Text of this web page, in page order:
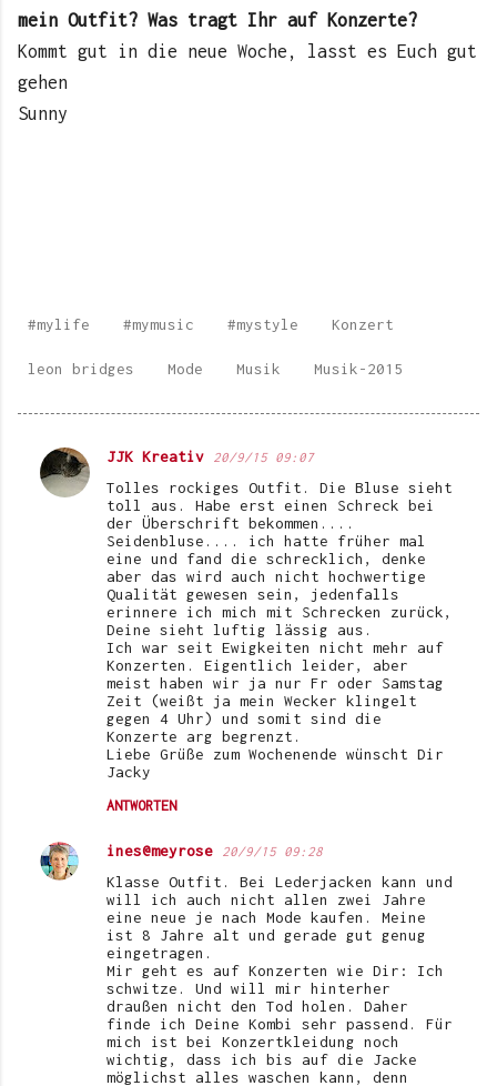
mein Outfit? Was tragt Ihr auf Konzerte?
Kommt gut in die neue Woche, lasst es Euch gut
gehen
Sunny
#mylife #mymusic #mystyle Konzert
leon bridges Mode Musik Musik-2015
K
JJK Kreativ 20/9/15 09:07
Tolles rockiges Outfit. Die Bluse sieht
toll aus. Habe erst einen Schreck bei
der Überschrift bekommen....
Seidenbluse.... ich hatte früher mal
eine und fand die schrecklich, denke
aber das wird auch nicht hochwertige
Qualität gewesen sein, jedenfalls
erinnere ich mich mit Schrecken zurück,
Deine sieht luftig lässig aus.
Ich war seit Ewigkeiten nicht mehr auf
Konzerten. Eigentlich leider, aber
meist haben wir ja nur Fr oder Samstag
Zeit (weißt ja mein Wecker klingelt
gegen 4 Uhr) und somit sind die
Konzerte arg begrenzt.
Liebe Grüße zum Wochenende wünscht Dir
Jacky
ANTWORTEN
ines@meyrose 20/9/15 09:28
Klasse Outfit. Bei Lederjacken kann und
will ich auch nicht allen zwei Jahre
eine neue je nach Mode kaufen. Meine
ist 8 Jahre alt und gerade gut genug
eingetragen.
Mir geht es auf Konzerten wie Dir: Ich
schwitze. Und will mir hinterher
draußen nicht den Tod holen. Daher
finde ich Deine Kombi sehr passend. Für
mich ist bei Konzertkleidung noch
wichtig, dass ich bis auf die Jacke
möglichst alles waschen kann, denn